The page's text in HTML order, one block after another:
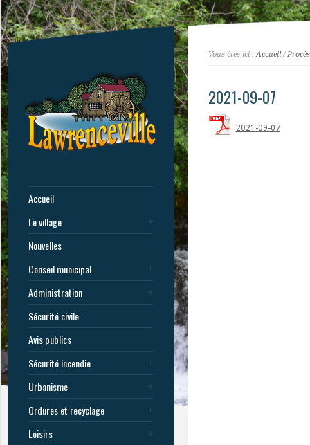
Accueil
Le village
Nouvelles
Conseil municipal
Administration
Sécurité civile
Avis publics
Sécurité incendie
Urbanisme
Ordures et recyclage
Loisirs
Vous êtes ici :Accueil/
2021-09-07
2021-09-07